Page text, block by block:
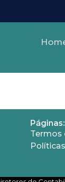
Páginas:
Termos